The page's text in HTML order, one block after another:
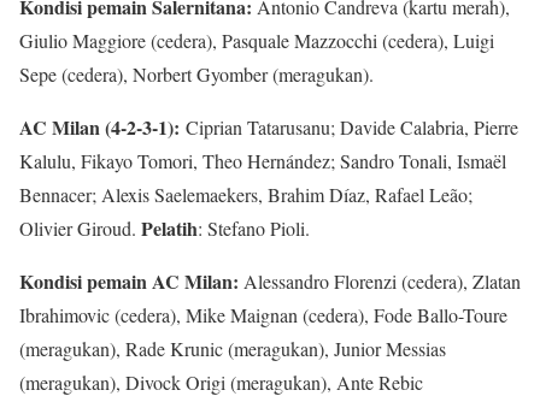
Kondisi pemain Salernitana: Antonio Candreva (kartu merah),
Giulio Maggiore (cedera), Pasquale Mazzocchi (cedera), Luigi
Sepe (cedera), Norbert Gyomber (meragukan).
AC Milan (4-2-3-1): Ciprian Tatarusanu; Davide Calabria, Pierre
Kalulu, Fikayo Tomori, Theo Hernández; Sandro Tonali, Ismaël
Bennacer; Alexis Saelemaekers, Brahim Díaz, Rafael Leão;
Olivier Giroud. Pelatih: Stefano Pioli.
Kondisi pemain AC Milan: Alessandro Florenzi (cedera), Zlatan
Ibrahimovic (cedera), Mike Maignan (cedera), Fode Ballo-Toure
(meragukan), Rade Krunic (meragukan), Junior Messias
(meragukan), Divock Origi (meragukan), Ante Rebic